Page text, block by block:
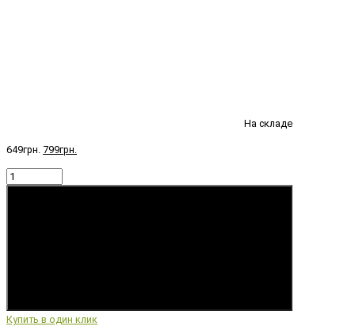
На складе
649грн. 799грн.
Купить в один клик